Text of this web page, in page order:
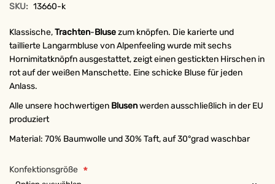
SKU: 13660-k
Klassische,Trachten-Blusezum knöpfen. Die karierte und
taillierte Langarmbluse von Alpenfeeling wurde mit sechs
Hornimitatknöpfn ausgestattet, zeigt einen gestickten Hirschen in
rot auf der weißen Manschette. Eine schicke Bluse für jeden
Anlass.
Alle unsere hochwertigen Blusenwerden ausschließlich in der EU
produziert
Material: 70% Baumwolle und 30% Taft, auf 30°grad waschbar
Konfektionsgröße